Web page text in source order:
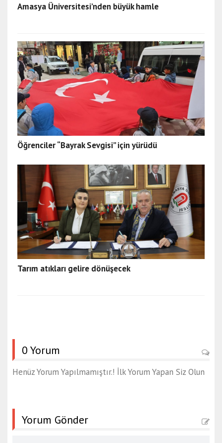
Amasya Üniversitesi’nden büyük hamle
Öğrenciler “Bayrak Sevgisi” için yürüdü
Tarım atıkları gelire dönüşecek
0 Yorum
Henüz Yorum Yapılmamıştır.! İlk Yorum Yapan Siz Olun
Yorum Gönder